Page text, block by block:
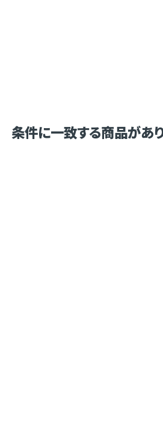
条件に一致する商品があ